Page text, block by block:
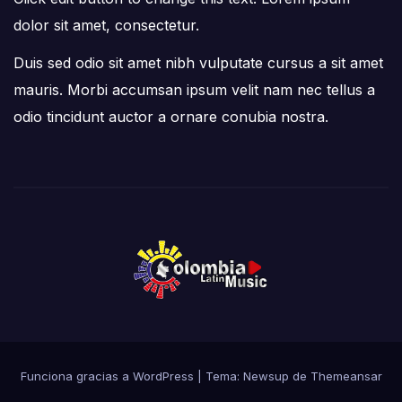
dolor sit amet, consectetur.
Duis sed odio sit amet nibh vulputate cursus a sit amet
mauris. Morbi accumsan ipsum velit nam nec tellus a
odio tincidunt auctor a ornare conubia nostra.
Funciona gracias a WordPress Tema: Newsup de Themeansar